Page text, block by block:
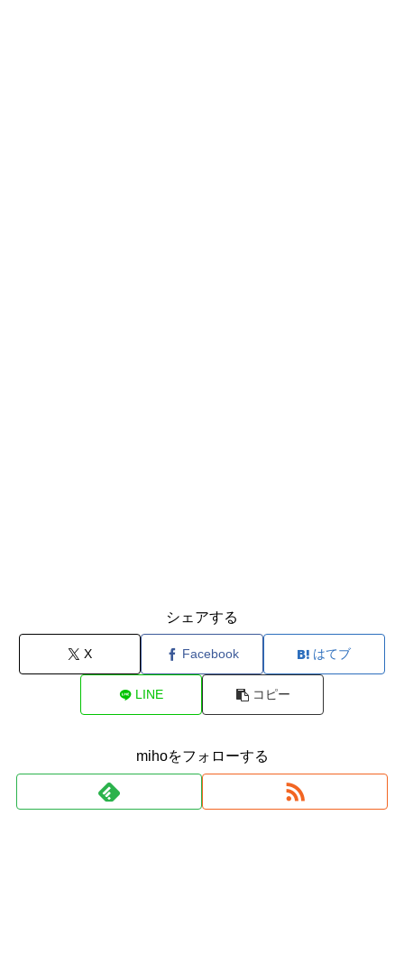
シェアする
X Facebook はてブ
LINE コピー
mihoをフォローする